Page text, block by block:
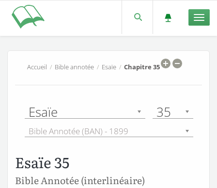
Accueil / Bible annotée / Esaïe /Chapitre 35
Esaïe 35
Bible Annotée (BAN) - 1899
Esaïe 35
Bible Annotée (interlinéaire)